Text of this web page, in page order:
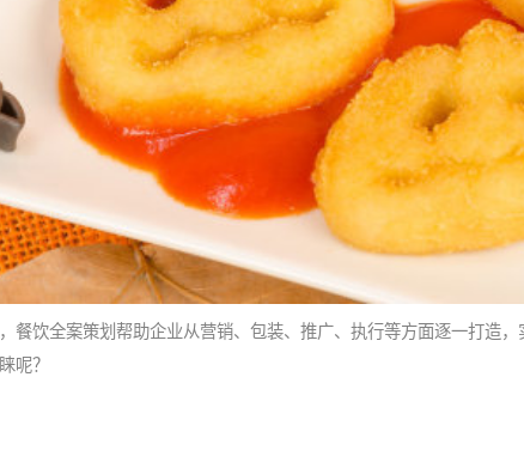
餐饮全案策划帮助企业从营销、包装、推广、执行等方面逐一打造
呢？